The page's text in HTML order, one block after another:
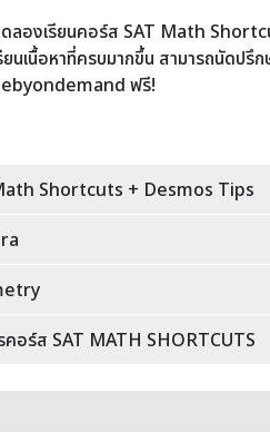
ดลองเรียนคอร์ส SAT Math
ยนเนื้อหาที่ครบมากขึ้น สามารถนัดปรึ
ฟรี!
Shortcuts + Desmos Tips
คอร์ส SAT MATH SHORTCUTS